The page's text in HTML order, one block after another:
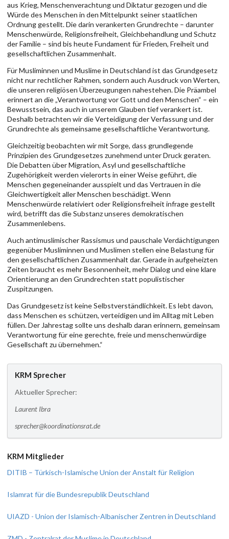
aus Krieg, Menschenverachtung und Diktatur gezogen und die
Würde des Menschen in den Mittelpunkt seiner staatlichen
Ordnung gestellt. Die darin verankerten Grundrechte – darunter
Menschenwürde, Religionsfreiheit, Gleichbehandlung und Schutz
der Familie – sind bis heute Fundament für Frieden, Freiheit und
gesellschaftlichen Zusammenhalt.
Für Musliminnen und Muslime in Deutschland ist das Grundgesetz
nicht nur rechtlicher Rahmen, sondern auch Ausdruck von Werten,
die unseren religiösen Überzeugungen nahestehen. Die Präambel
erinnert an die „Verantwortung vor Gott und den Menschen“ – ein
Bewusstsein, das auch in unserem Glauben tief verankert ist.
Deshalb betrachten wir die Verteidigung der Verfassung und der
Grundrechte als gemeinsame gesellschaftliche Verantwortung.
Gleichzeitig beobachten wir mit Sorge, dass grundlegende
Prinzipien des Grundgesetzes zunehmend unter Druck geraten.
Die Debatten über Migration, Asyl und gesellschaftliche
Zugehörigkeit werden vielerorts in einer Weise geführt, die
Menschen gegeneinander ausspielt und das Vertrauen in die
Gleichwertigkeit aller Menschen beschädigt. Wenn
Menschenwürde relativiert oder Religionsfreiheit infrage gestellt
wird, betrifft das die Substanz unseres demokratischen
Zusammenlebens.
Auch antimuslimischer Rassismus und pauschale Verdächtigungen
gegenüber Musliminnen und Muslimen stellen eine Belastung für
den gesellschaftlichen Zusammenhalt dar. Gerade in aufgeheizten
Zeiten braucht es mehr Besonnenheit, mehr Dialog und eine klare
Orientierung an den Grundrechten statt populistischer
Zuspitzungen.
Das Grundgesetz ist keine Selbstverständlichkeit. Es lebt davon,
dass Menschen es schützen, verteidigen und im Alltag mit Leben
füllen. Der Jahrestag sollte uns deshalb daran erinnern, gemeinsam
Verantwortung für eine gerechte, freie und menschenwürdige
Gesellschaft zu übernehmen.“
KRM Sprecher
Aktueller Sprecher:
Laurent Ibra
sprecher@koordinationsrat.de
KRM Mitglieder
DITIB – Türkisch-Islamische Union der Anstalt für Religion
Islamrat für die Bundesrepublik Deutschland
UIAZD - Union der Islamisch-Albanischer Zentren in Deutschland